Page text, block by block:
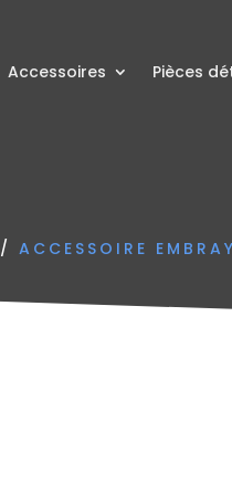
Accessoires Pièces
/ACCESSOIRE